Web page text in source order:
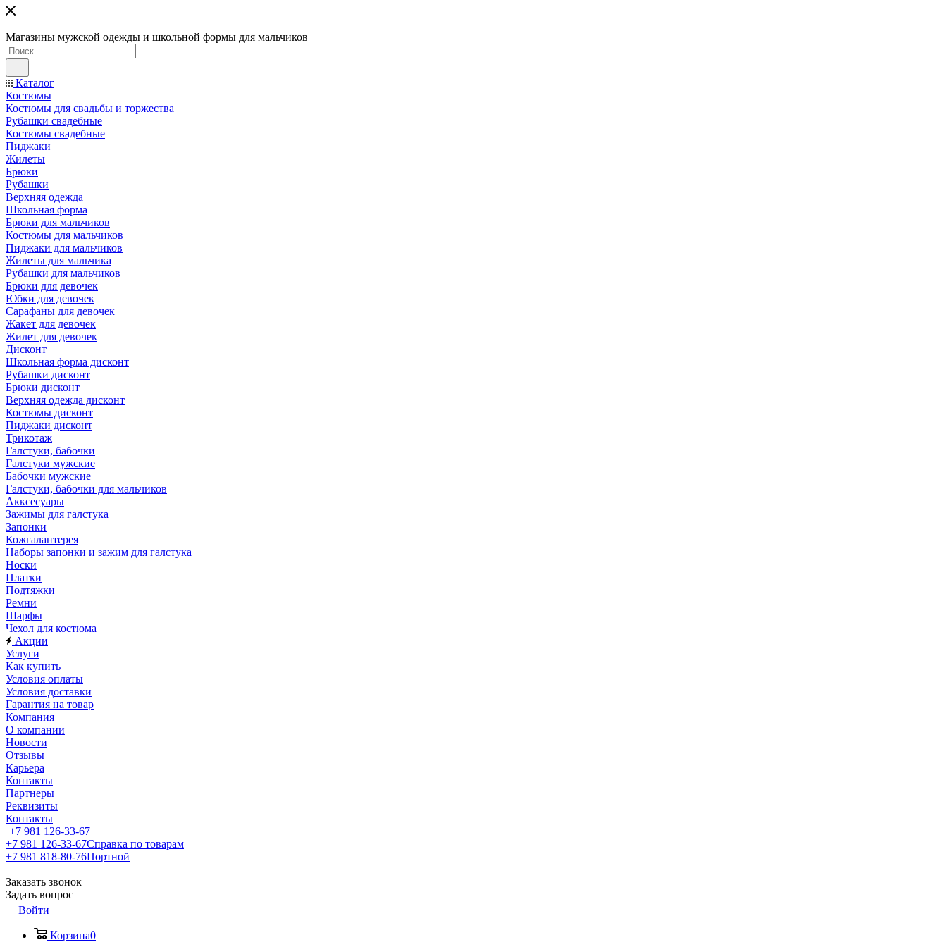
Магазины мужской одежды и школьной формы для мальчиков
Каталог
Костюмы
Костюмы для свадьбы и торжества
Рубашки свадебные
Костюмы свадебные
Пиджаки
Жилеты
Брюки
Рубашки
Верхняя одежда
Школьная форма
Брюки для мальчиков
Костюмы для мальчиков
Пиджаки для мальчиков
Жилеты для мальчика
Рубашки для мальчиков
Брюки для девочек
Юбки для девочек
Сарафаны для девочек
Жакет для девочек
Жилет для девочек
Дисконт
Школьная форма дисконт
Рубашки дисконт
Брюки дисконт
Верхняя одежда дисконт
Костюмы дисконт
Пиджаки дисконт
Трикотаж
Галстуки, бабочки
Галстуки мужские
Бабочки мужские
Галстуки, бабочки для мальчиков
Акксесуары
Зажимы для галстука
Запонки
Кожгалантерея
Наборы запонки и зажим для галстука
Носки
Платки
Подтяжки
Ремни
Шарфы
Чехол для костюма
Акции
Услуги
Как купить
Условия оплаты
Условия доставки
Гарантия на товар
Компания
О компании
Новости
Отзывы
Карьера
Контакты
Партнеры
Реквизиты
Контакты
+7 981 126-33-67
+7 981 126-33-67Справка по товарам
+7 981 818-80-76Портной
Заказать звонок
Задать вопрос
Войти
Корзина0